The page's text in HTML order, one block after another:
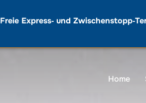
Freie Express‑ und
Home